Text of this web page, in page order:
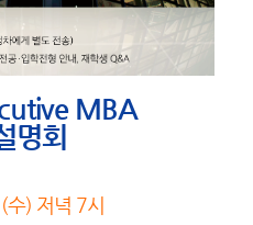
MBA
명회
) 저녁 7시